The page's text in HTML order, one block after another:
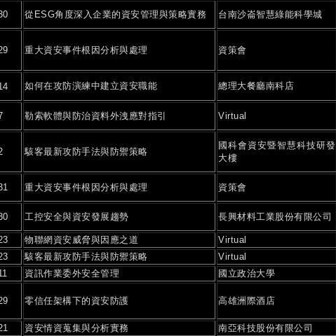
從ESG角度深入企業的資安管理與策略實務 台南沙崙智慧綠能科學城
重大資安事件根因分析與處理 資策會
如何在攻防演練中建立資安職能 總理大餐廳南科店
勒索軟體與防治資料外洩應對指引 Virtual
駭客最新攻防手法與防禦策略
國科會資安暨智慧科技研發
大樓
重大資安事件根因分析與處理 資策會
工控安全與資安發展趨勢 長興材料工業股份有限公司
物聯網資安威脅與因應之道 Virtual
駭客最新攻防手法與防禦策略 Virtual
資訊作業委外安全管理 國立政治大學
零信任架構下的資安防護 高雄洲際酒店
資安情資蒐集與分析實務 南亞科技股份有限公司